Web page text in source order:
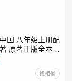
国 八年级上册配
原著正版全本无
初二课外阅读
找相似